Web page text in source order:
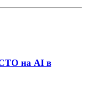
на AI в